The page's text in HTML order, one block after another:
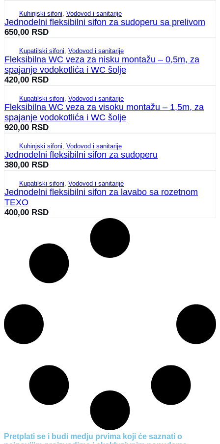
Kuhinjski sifoni Vodovod i sanitarije
Jednodelni fleksibilni sifon za sudoperu sa prelivom
650,00 RSD
Kupatilski sifoni Vodovod i sanitarije
Fleksibilna WC veza za nisku montažu – 0,5m, za
spajanje vodokotlića i WC šolje
420,00 RSD
Kupatilski sifoni Vodovod i sanitarije
Fleksibilna WC veza za visoku montažu – 1,5m, za
spajanje vodokotlića i WC šolje
920,00 RSD
Kuhinjski sifoni Vodovod i sanitarije
Jednodelni fleksibilni sifon za sudoperu
380,00 RSD
Kupatilski sifoni Vodovod i sanitarije
Jednodelni fleksibilni sifon za lavabo sa rozetnom
TEXO
400,00 RSD
Pretplati se i budi medju prvima koji će saznati o